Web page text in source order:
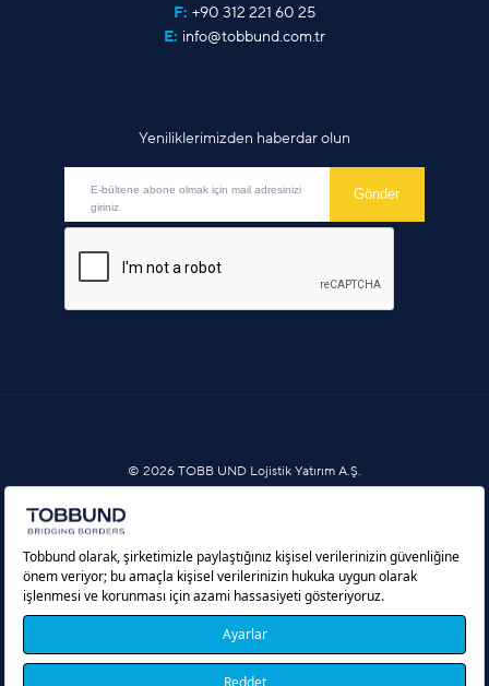
F: +90 312 221 60 25
E: info@tobbund.com.tr
Yeniliklerimizden haberdar olun
© 2026 TOBB UND Lojistik Yatırım A.Ş.
Çerez Politikası
Kişisel Verilerin Korunması